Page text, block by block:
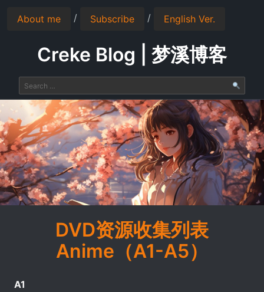
About me / Subscribe / English Ver.
Creke Blog | 梦溪博客
DVD资源收集列表
Anime（A1-A5）
A1